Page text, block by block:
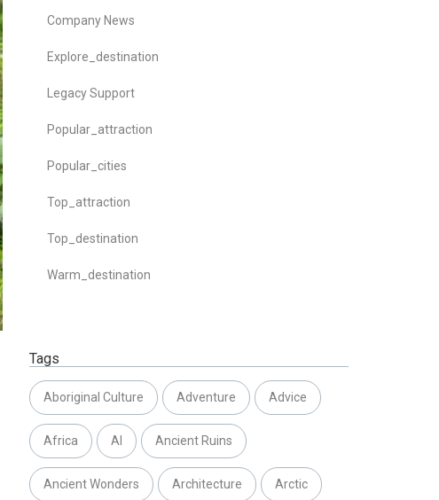
Company News
Explore_destination
Legacy Support
Popular_attraction
Popular_cities
Top_attraction
Top_destination
Warm_destination
Tags
Aboriginal Culture Adventure Advice
Africa AI Ancient Ruins
Ancient Wonders Architecture Arctic